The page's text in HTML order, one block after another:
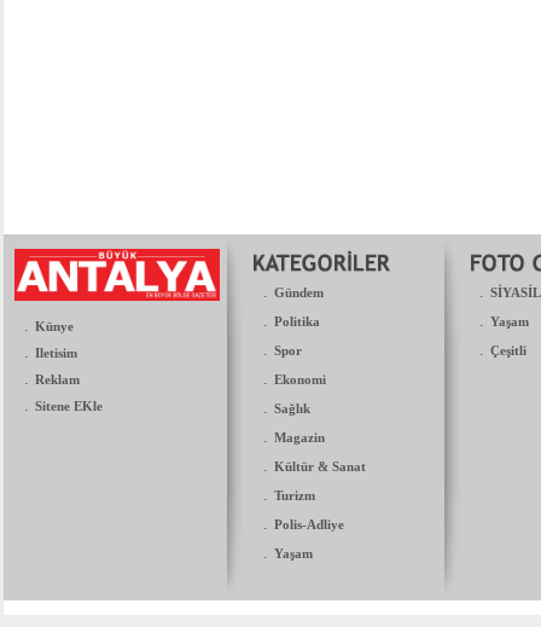
. Künye
. Iletisim
. Reklam
. Sitene EKle
. Gündem
. Politika
. Spor
. Ekonomi
. Sağlık
. Magazin
. Kültür & Sanat
. Turizm
. Polis-Adliye
. Yaşam
.
. Yaşam
. Çeşitli